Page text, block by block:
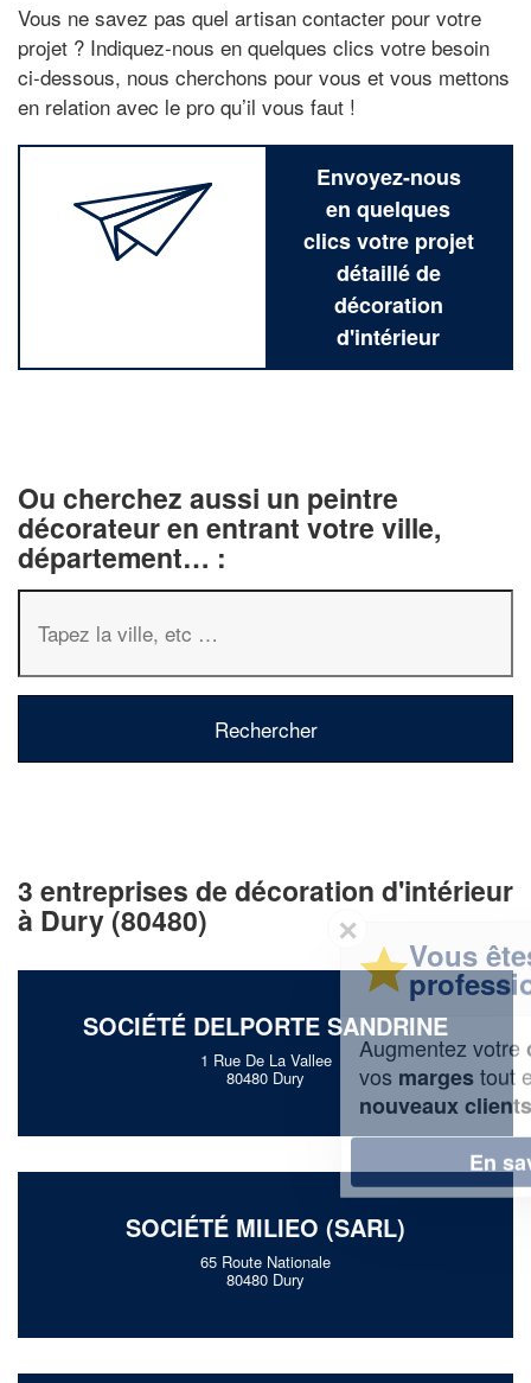
Vous ne savez pas quel artisan contacter pour votre
projet ? Indiquez-nous en quelques clics votre besoin
ci-dessous, nous cherchons pour vous et vous mettons
en relation avec le pro qu’il vous faut !
Envoyez-nous
en quelques
clics votre projet
détaillé de
décoration
d'intérieur
Ou cherchez aussi un peintre
décorateur en entrant votre ville,
département… :
3 entreprises de décoration d'intérieur
à Dury (80480)
SOCIÉTÉ DELPORTE SANDRINE
1 Rue De La Vallee
80480 Dury
SOCIÉTÉ MILIEO (SARL)
65 Route Nationale
80480 Dury
✕
Vous êtes un
professionnel ?
Augmentez votre chiffre d'affaireset
margestout en gagnant de